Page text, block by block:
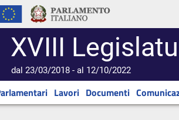
XVIII
dal 23/03/2018 - al 12/10/2022
Lavori Documenti